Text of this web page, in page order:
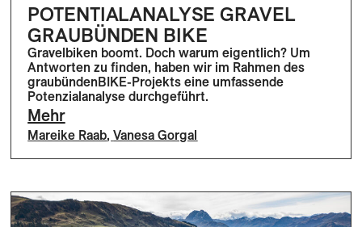
POTENTIALANALYSE GRAVEL
GRAUBÜNDEN BIKE
Gravelbiken boomt. Doch warum eigentlich? Um
Antworten zu finden, haben wir im Rahmen des
graubündenBIKE-Projekts eine umfassende
Potenzialanalyse durchgeführt.
Mehr
Mareike Raab,Vanesa Gorgal